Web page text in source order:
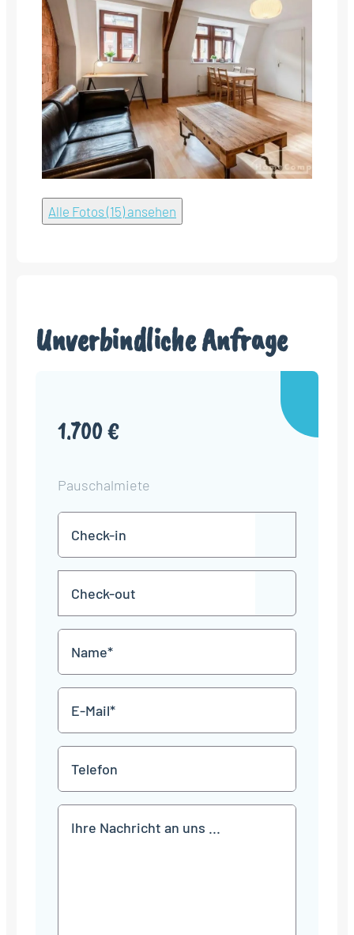
Alle Fotos (15) ansehen
Unverbindliche Anfrage
1.700 €
Pauschalmiete
in
TT
Punkt
MM
JJJJ
TT
Punkt
MM
JJJJ
Mail
*